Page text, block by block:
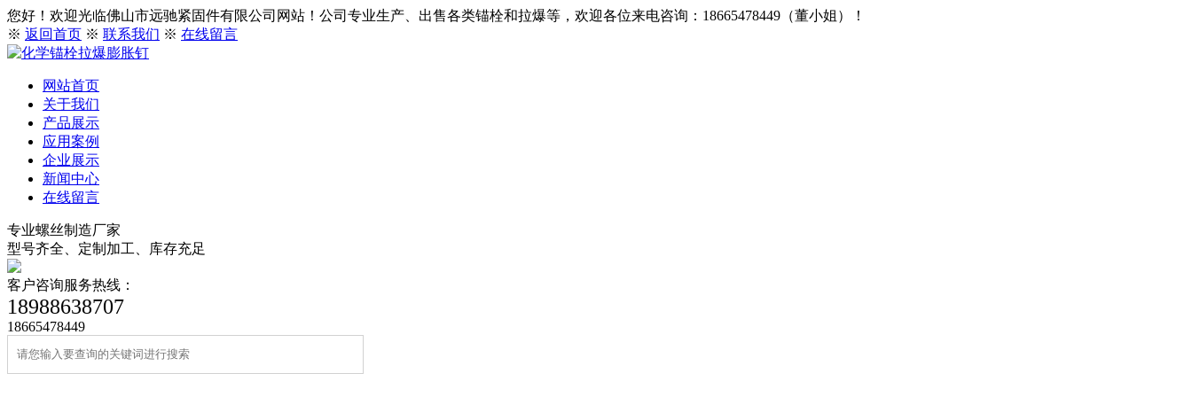
您好！欢迎光临佛山市远驰紧固件有限公司网站！公司专业生产、出售各类锚栓和拉爆等，欢迎各位来电咨询：18665478449（董小姐）！
※ 返回首页 ※ 联系我们 ※ 在线留言
网站首页
关于我们
产品展示
应用案例
企业展示
新闻中心
在线留言
专业螺丝制造厂家
型号齐全、定制加工、库存充足
客户咨询服务热线：
18988638707
18665478449